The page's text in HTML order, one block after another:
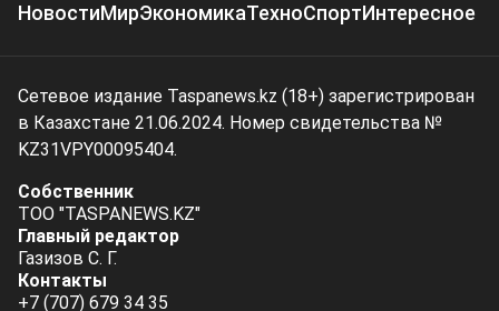
НовостиМирЭкономикаТехноСпортИнтересное
Сетевое издание Taspanews.kz (18+) зарегистрирован
в Казахстане 21.06.2024. Номер свидетельства №
KZ31VPY00095404.
Собственник
ТОО "TASPANEWS.KZ"
Главный редактор
Газизов С. Г.
Контакты
+7 (707) 679 34 35